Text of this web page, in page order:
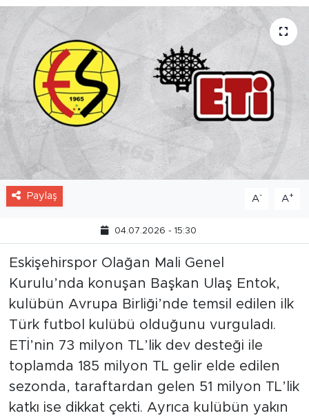
Paylaş A- A+
04.07.2026 - 15:30
Eskişehirspor Olağan Mali Genel
Kurulu’nda konuşan Başkan Ulaş Entok,
kulübün Avrupa Birliği’nde temsil edilen ilk
Türk futbol kulübü olduğunu vurguladı.
ETİ’nin 73 milyon TL’lik dev desteği ile
toplamda 185 milyon TL gelir elde edilen
sezonda, taraftardan gelen 51 milyon TL’lik
katkı ise dikkat çekti. Ayrıca kulübün yakın